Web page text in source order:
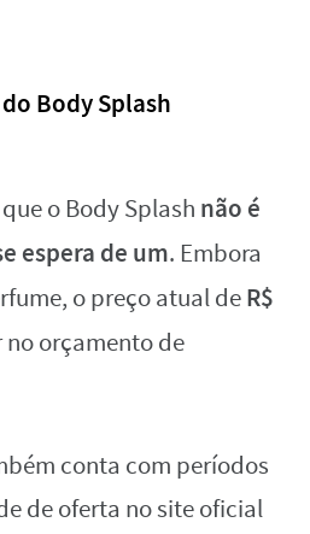
Body Splash
o Body Splash não é
espera de um. Embora
o preço atual deR$
no orçamento de
conta com períodos
de oferta no site oficial